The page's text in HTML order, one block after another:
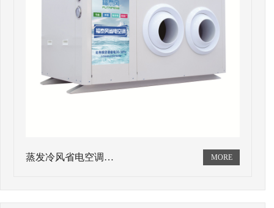
蒸发冷风省电空调…